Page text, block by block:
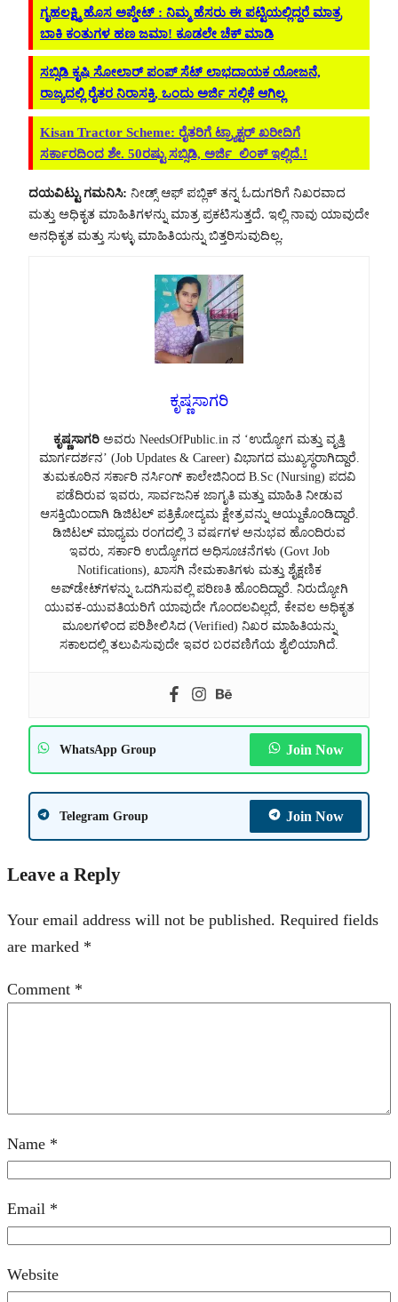
ಗೃಹಲಕ್ಷ್ಮಿ ಹೊಸ ಅಪ್ಡೇಟ್‌ : ನಿಮ್ಮ ಹೆಸರು ಈ ಪಟ್ಟಿಯಲ್ಲಿದ್ದರೆ ಮಾತ್ರ
ಬಾಕಿ ಕಂತುಗಳ ಹಣ ಜಮಾ! ಕೂಡಲೇ ಚೆಕ್ ಮಾಡಿ
ಸಬ್ಸಿಡಿ ಕೃಷಿ ಸೋಲಾರ್ ಪಂಪ್ ಸೆಟ್ ಲಾಭದಾಯಕ ಯೋಜನೆ,
ರಾಜ್ಯದಲ್ಲಿ ರೈತರ ನಿರಾಸಕ್ತಿ, ಒಂದು ಅರ್ಜಿ ಸಲ್ಲಿಕೆ ಆಗಿಲ್ಲ
Kisan Tractor Scheme: ರೈತರಿಗೆ ಟ್ರ್ಯಾಕ್ಟರ್ ಖರೀದಿಗೆ
ಸರ್ಕಾರದಿಂದ ಶೇ. 50ರಷ್ಟು ಸಬ್ಸಿಡಿ, ಅರ್ಜಿ ಲಿಂಕ್ ಇಲ್ಲಿದೆ.!
ದಯವಿಟ್ಟು ಗಮನಿಸಿ: ನೀಡ್ಸ್ ಆಫ್ ಪಬ್ಲಿಕ್ ತನ್ನ ಓದುಗರಿಗೆ ನಿಖರವಾದ
ಮತ್ತು ಅಧಿಕೃತ ಮಾಹಿತಿಗಳನ್ನು ಮಾತ್ರ ಪ್ರಕಟಿಸುತ್ತದೆ. ಇಲ್ಲಿ ನಾವು ಯಾವುದೇ
ಅನಧಿಕೃತ ಮತ್ತು ಸುಳ್ಳು ಮಾಹಿತಿಯನ್ನು ಬಿತ್ತರಿಸುವುದಿಲ್ಲ.
ಕೃಷ್ಣಸಾಗರಿ
ಕೃಷ್ಣಸಾಗರಿ ಅವರು NeedsOfPublic.in ನ ‘ಉದ್ಯೋಗ ಮತ್ತು ವೃತ್ತಿ
ಮಾರ್ಗದರ್ಶನ’ (Job Updates & Career) ವಿಭಾಗದ ಮುಖ್ಯಸ್ಥರಾಗಿದ್ದಾರೆ.
ತುಮಕೂರಿನ ಸರ್ಕಾರಿ ನರ್ಸಿಂಗ್ ಕಾಲೇಜಿನಿಂದ B.Sc (Nursing) ಪದವಿ
ಪಡೆದಿರುವ ಇವರು, ಸಾರ್ವಜನಿಕ ಜಾಗೃತಿ ಮತ್ತು ಮಾಹಿತಿ ನೀಡುವ
ಆಸಕ್ತಿಯಿಂದಾಗಿ ಡಿಜಿಟಲ್ ಪತ್ರಿಕೋದ್ಯಮ ಕ್ಷೇತ್ರವನ್ನು ಆಯ್ದುಕೊಂಡಿದ್ದಾರೆ.
ಡಿಜಿಟಲ್ ಮಾಧ್ಯಮ ರಂಗದಲ್ಲಿ 3 ವರ್ಷಗಳ ಅನುಭವ ಹೊಂದಿರುವ
ಇವರು, ಸರ್ಕಾರಿ ಉದ್ಯೋಗದ ಅಧಿಸೂಚನೆಗಳು (Govt Job
Notifications), ಖಾಸಗಿ ನೇಮಕಾತಿಗಳು ಮತ್ತು ಶೈಕ್ಷಣಿಕ
ಅಪ್‌ಡೇಟ್‌ಗಳನ್ನು ಒದಗಿಸುವಲ್ಲಿ ಪರಿಣತಿ ಹೊಂದಿದ್ದಾರೆ. ನಿರುದ್ಯೋಗಿ
ಯುವಕ-ಯುವತಿಯರಿಗೆ ಯಾವುದೇ ಗೊಂದಲವಿಲ್ಲದೆ, ಕೇವಲ ಅಧಿಕೃತ
ಮೂಲಗಳಿಂದ ಪರಿಶೀಲಿಸಿದ (Verified) ನಿಖರ ಮಾಹಿತಿಯನ್ನು
ಸಕಾಲದಲ್ಲಿ ತಲುಪಿಸುವುದೇ ಇವರ ಬರವಣಿಗೆಯ ಶೈಲಿಯಾಗಿದೆ.
WhatsApp Group Join Now
Telegram Group Join Now
Leave a Reply
Your email address will not be published. Required fields
are marked *
Comment *
Name *
Email *
Website